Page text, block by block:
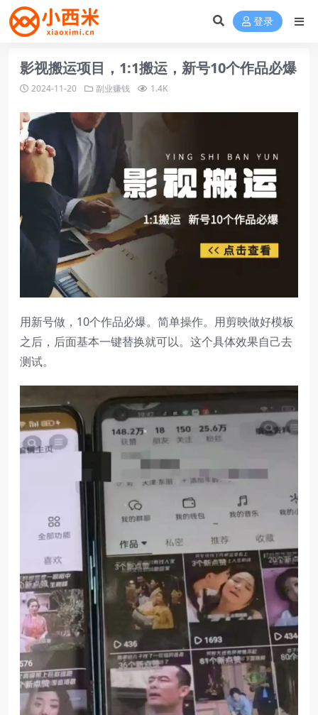
登录
影视搬运项目，1:1搬运，新号10个作品必爆
2024-11-20 副业赚钱 1.4K
用新号做，10个作品必爆。简单操作。用剪映做好模板
之后，后面基本一键替换就可以。这个具体效果自己去
测试。